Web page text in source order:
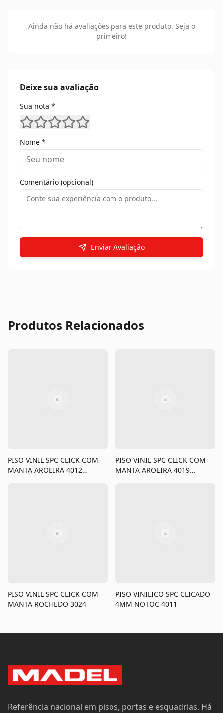
Ainda não há avaliações para este produto. Seja o
primeiro!
Deixe sua avaliação
Sua nota *
Nome *
Comentário (opcional)
Enviar Avaliação
Produtos Relacionados
PISO VINIL SPC CLICK COM
MANTA AROEIRA 4012
PISO VINIL SPC CLICK COM
MANTA AROEIRA 4019
PISO VINIL SPC CLICK COM
MANTA ROCHEDO 3024
PISO VINILICO SPC CLICADO
4MM NOTOC 4011
Referência nacional em pisos, portas e esquadrias. Há